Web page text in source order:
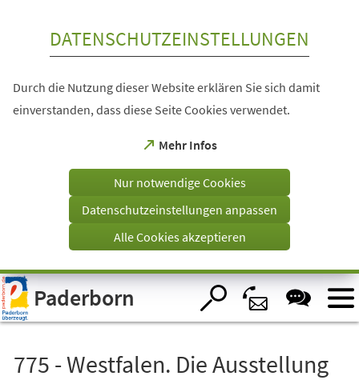
Visuelle
Assistenzsoftware
öffnen.
DATENSCHUTZEINSTELLUNGEN
Durch die Nutzung dieser Website erklären Sie sich damit
einverstanden, dass diese Seite Cookies verwendet.
Mehr Infos
(Öffnet
einem
Tab)
Nur notwendige Cookies
Datenschutzeinstellungen anpassen
Alle Cookies akzeptieren
Paderborn
775 - Westfalen. Die Ausstellung